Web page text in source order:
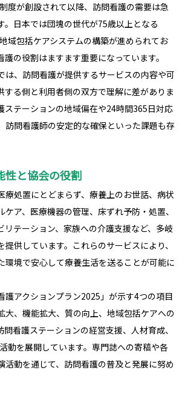
度が創設されて以降、訪問看護の需要は急
。日本では団塊の世代が75歳以上となる
域包括ケアシステムの構築が進められてお
護の役割はますます重要になっています。
は、訪問看護が提供するサービスの内容や可
する側と利用者側の双方で理解に差がありま
ステーションの地域偏在や24時間365日対応
訪問看護師の安定的な確保といった課題も存
性と協会の役割
療処置にとどまらず、療養上のお世話、病状
ケア、医療機器の管理、床ずれ予防・処置、
リテーション、家族への介護支援など、多岐
提供しています。これらのサービスにより、
環境で安心して療養生活を送ることが可能に
護アクションプラン2025」が示す4つの項目
大、機能拡大、質の向上、地域包括ケアへの
看護ステーションの経営支援、人材育成、
動を展開しています。専門誌への寄稿や各
活動を通じて、訪問看護の普及と発展に努め